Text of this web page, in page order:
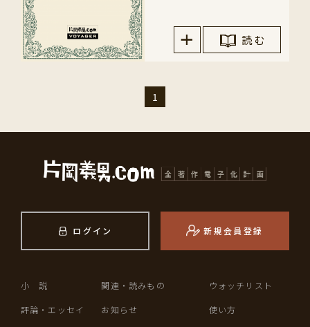
読 む
1
ログイン 新規会員登録
小 説
評論・エッセイ
関連・読みもの
お知らせ
ウォッチリスト
使い方